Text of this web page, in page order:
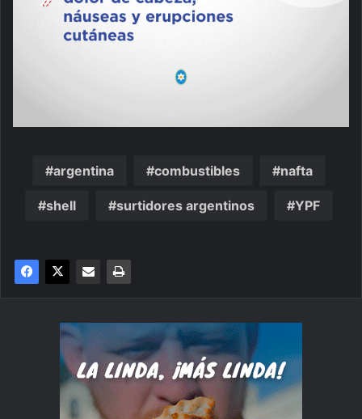
argentina combustibles nafta
shell surtidores argentinos YPF